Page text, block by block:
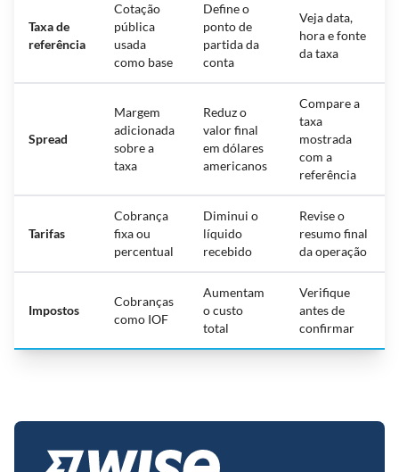
Taxa de
referência
Cotação
pública
usada
como base
Define o
ponto de
partida da
conta
Veja data,
hora e fonte
da taxa
Spread
Margem
adicionada
sobre a
taxa
Reduz o
valor final
em dólares
americanos
Compare a
taxa
mostrada
com a
referência
Tarifas
Cobrança
fixa ou
percentual
Diminui o
líquido
recebido
Revise o
resumo final
da operação
Impostos
Cobranças
como IOF
Aumentam
o custo
total
Verifique
antes de
confirmar